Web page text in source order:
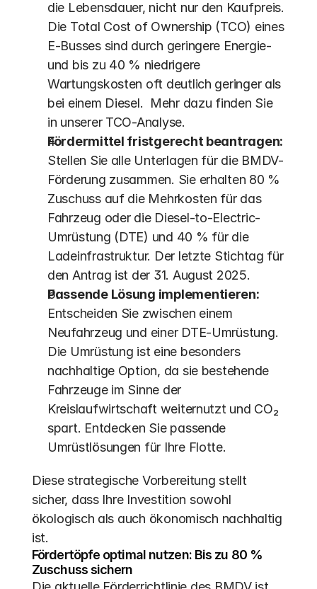
die Lebensdauer, nicht nur den Kaufpreis.
Die Total Cost of Ownership (TCO) eines
E-Busses sind durch geringere Energie-
und bis zu 40 % niedrigere
Wartungskosten oft deutlich geringer als
bei einem Diesel.  Mehr dazu finden Sie
in unserer TCO-Analyse.
Fördermittel fristgerecht beantragen:
Stellen Sie alle Unterlagen für die BMDV-
Förderung zusammen. Sie erhalten 80 %
Zuschuss auf die Mehrkosten für das
Fahrzeug oder die Diesel-to-Electric-
Umrüstung (DTE) und 40 % für die
Ladeinfrastruktur. Der letzte Stichtag für
den Antrag ist der 31. August 2025.
Passende Lösung implementieren:
Entscheiden Sie zwischen einem
Neufahrzeug und einer DTE-Umrüstung.
Die Umrüstung ist eine besonders
nachhaltige Option, da sie bestehende
Fahrzeuge im Sinne der
Kreislaufwirtschaft weiternutzt und CO₂
spart. Entdecken Sie passende
Umrüstlösungen für Ihre Flotte.
Diese strategische Vorbereitung stellt
sicher, dass Ihre Investition sowohl
ökologisch als auch ökonomisch nachhaltig
ist.
Fördertöpfe optimal nutzen: Bis zu 80 %
Zuschuss sichern